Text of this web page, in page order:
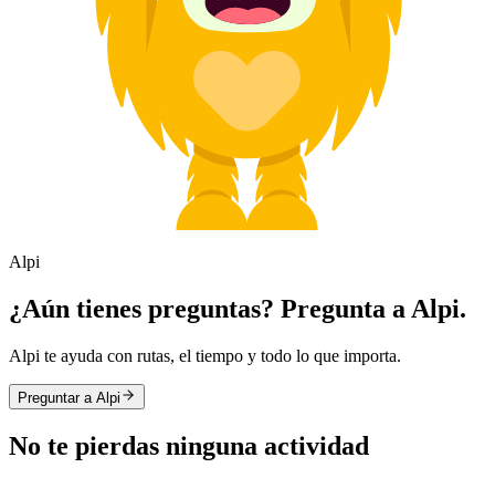
Alpi
¿Aún tienes preguntas? Pregunta a Alpi.
Alpi te ayuda con rutas, el tiempo y todo lo que importa.
Preguntar a Alpi
No te pierdas ninguna actividad